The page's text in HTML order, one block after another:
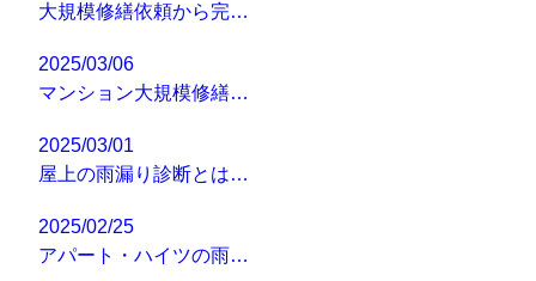
大規模修繕依頼から完…
2025/03/06
マンション大規模修繕…
2025/03/01
屋上の雨漏り診断とは…
2025/02/25
アパート・ハイツの雨…